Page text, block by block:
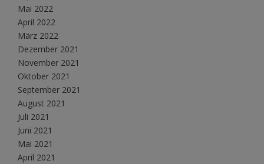
Mai 2022
April 2022
März 2022
Dezember 2021
November 2021
Oktober 2021
September 2021
August 2021
Juli 2021
Juni 2021
Mai 2021
April 2021